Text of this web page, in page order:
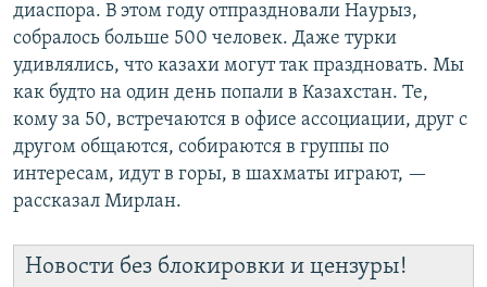
диаспора. В этом году отпраздновали Наурыз,
собралось больше 500 человек. Даже турки
удивлялись, что казахи могут так праздновать. Мы
как будто на один день попали в Казахстан. Те,
кому за 50, встречаются в офисе ассоциации, друг с
другом общаются, собираются в группы по
интересам, идут в горы, в шахматы играют, —
рассказал Мирлан.
Новости без блокировки и цензуры!